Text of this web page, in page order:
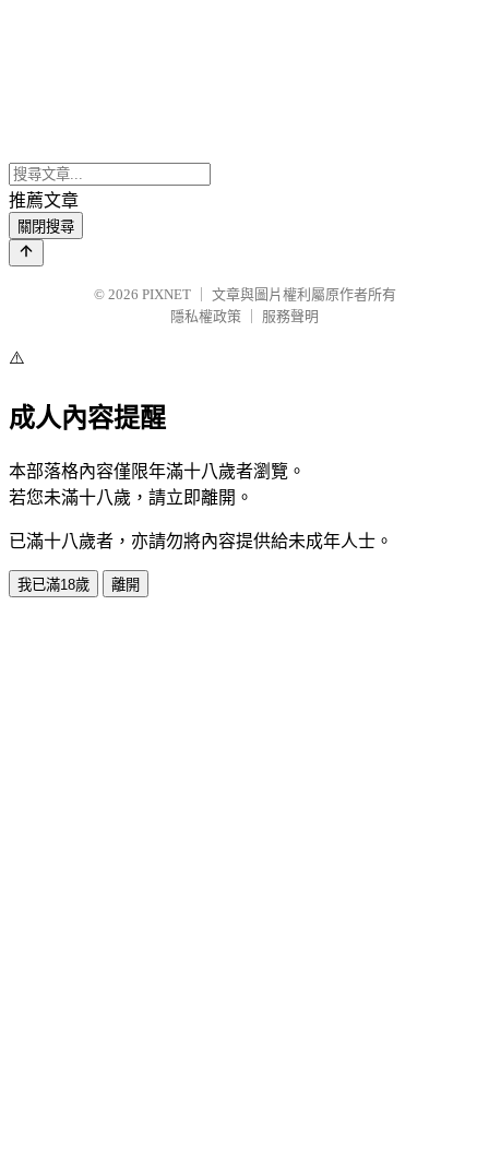
推薦文章
關閉搜尋
© 2026 PIXNET
文章與圖片權利屬原作者所有
隱私權政策
服務聲明
⚠️
成人內容提醒
本部落格內容僅限年滿十八歲者瀏覽。
若您未滿十八歲，請立即離開。
已滿十八歲者，亦請勿將內容提供給未成年人士。
我已滿18歲 離開